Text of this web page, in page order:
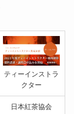
ティーインストラ
クター
日本紅茶協会